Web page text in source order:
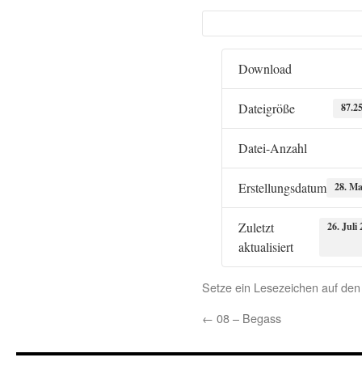
Download
Dateigröße
Datei-Anzahl
Erstellungsdatum 28.
Zuletzt
aktualisiert
26. Juli
Setze ein Lesezeichen auf
← 08 – Begass